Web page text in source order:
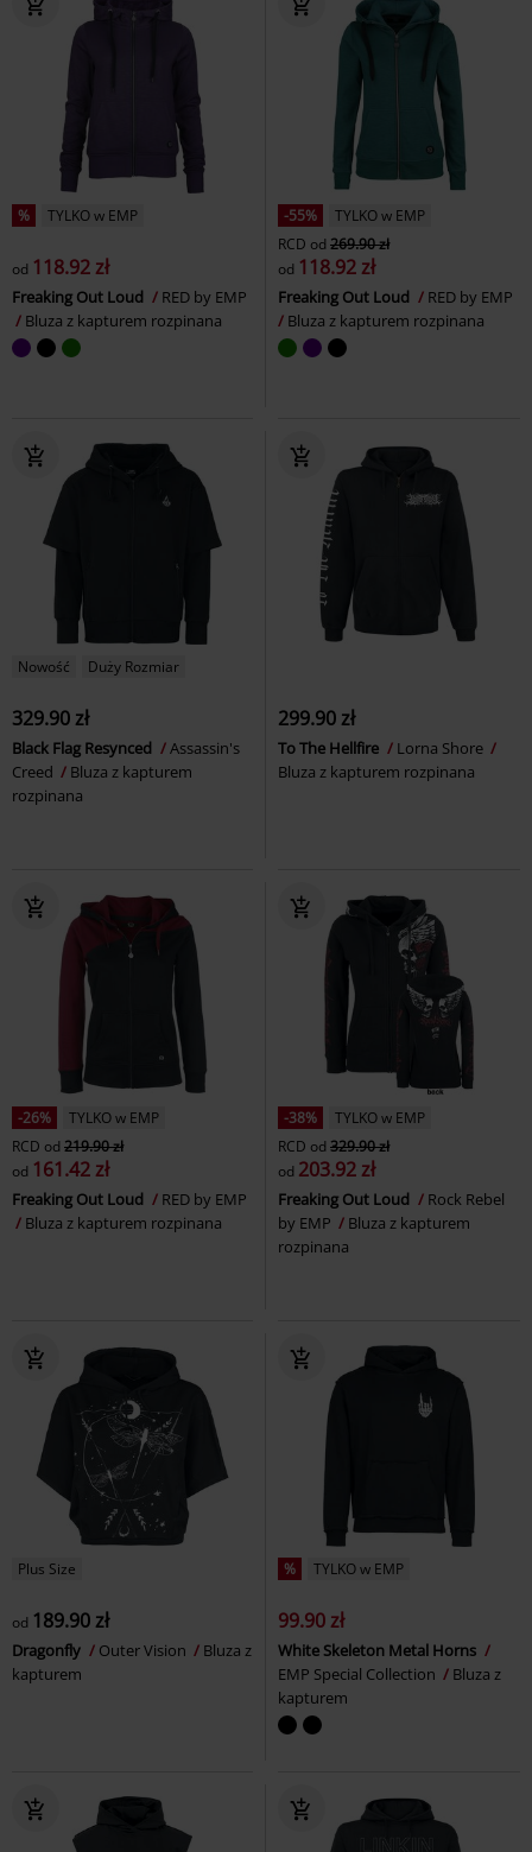
% TYLKO w EMP
od 118.92 zł
Freaking Out Loud
RED by EMP
Bluza z kapturem rozpinana
-55%
TYLKO w EMP
RCD od 269.90 zł
od 118.92 zł
Freaking Out Loud
RED by EMP
Bluza z kapturem rozpinana
Nowość Duży Rozmiar
329.90 zł
Black Flag Resynced
Assassin's
Creed
Bluza z kapturem
rozpinana
299.90 zł
To The Hellfire
Lorna Shore
Bluza z kapturem rozpinana
-26%
TYLKO w EMP
RCD od 219.90 zł
od 161.42 zł
Freaking Out Loud
RED by EMP
Bluza z kapturem rozpinana
-38%
TYLKO w EMP
RCD od 329.90 zł
od 203.92 zł
Freaking Out Loud
Rock Rebel
by EMP
Bluza z kapturem
rozpinana
Plus Size
od 189.90 zł
Dragonfly Outer Vision
Bluza z
kapturem
% TYLKO w EMP
99.90 zł
White Skeleton Metal Horns
EMP Special Collection
Bluza z
kapturem